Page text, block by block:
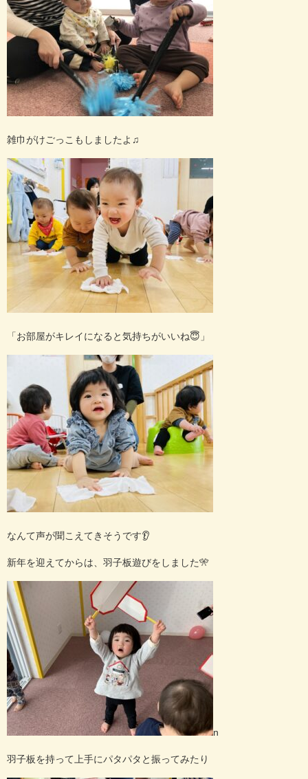
雑巾がけごっこもしましたよ♫
「お部屋がキレイになると気持ちがいいね😇 」
なんて声が聞こえてきそうです👂
新年を迎えてからは、羽子板遊びをしました🎌
n
羽子板を持って上手にパタパタと振ってみたり